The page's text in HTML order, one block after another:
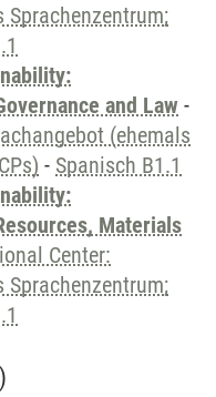
Sprachenzentrum;
and Law -
(ehemals
- Spanisch B1.1
Materials
Center:
Sprachenzentrum;